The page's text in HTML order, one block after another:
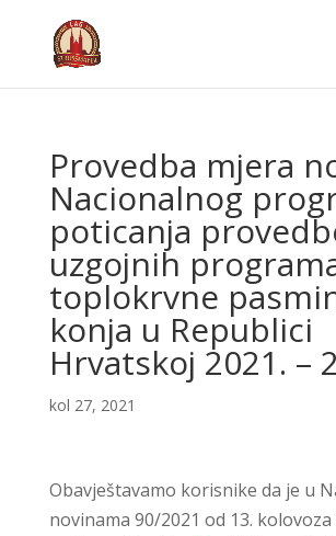
Provedba mjera
Nacionalnog
poticanja
uzgojnih
toplokrvne
konja u Republici
Hrvatskoj 2021. –
kol 27, 2021
Obavještavamo korisnike da je u
novinama 90/2021 od 13. kolovoza